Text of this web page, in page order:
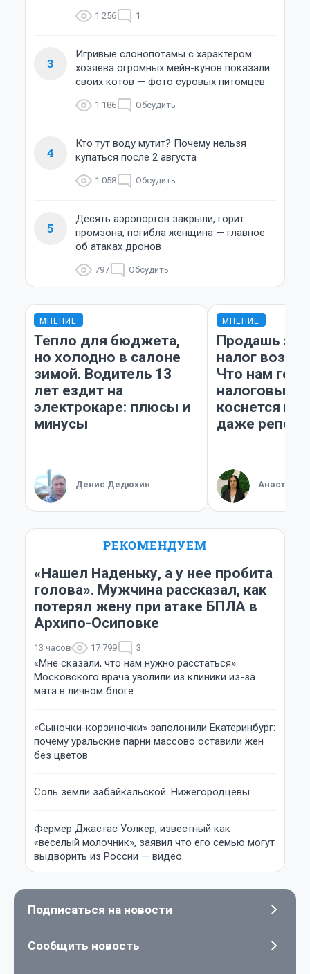
1 256 1
3
Игривые слонопотамы с характером:
хозяева огромных мейн-кунов показали
своих котов — фото суровых питомцев
1 186 Обсудить
4
Кто тут воду мутит? Почему нельзя
купаться после 2 августа
1 058 Обсудить
5
Десять аэропортов закрыли, горит
промзона, погибла женщина — главное
об атаках дронов
797 Обсудить
МНЕНИЕ
Тепло для бюджета,
но холодно в салоне
зимой. Водитель 13
лет ездит на
электрокаре: плюсы и
минусы
Денис Дедюхин
МНЕНИЕ
Продашь за
налог
Что нам
налоговый
коснется
даже
Анастасия
РЕКОМЕНДУЕМ
«Нашел Наденьку, а у нее пробита
голова». Мужчина рассказал, как
потерял жену при атаке БПЛА в
Архипо-Осиповке
13 часов 17 799 3
«Мне сказали, что нам нужно расстаться».
Московского врача уволили из клиники из-за
мата в личном блоге
«Сыночки-корзиночки» заполонили Екатеринбург:
почему уральские парни массово оставили жен
без цветов
Соль земли забайкальской. Нижегородцевы
Фермер Джастас Уолкер, известный как
«веселый молочник», заявил что его семью могут
выдворить из России — видео
Подписаться на новости
Сообщить новость